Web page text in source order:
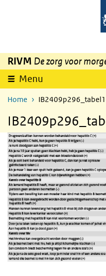
Overslaan en naar de inhoud
RIVM De zorg voor
Menu
Home